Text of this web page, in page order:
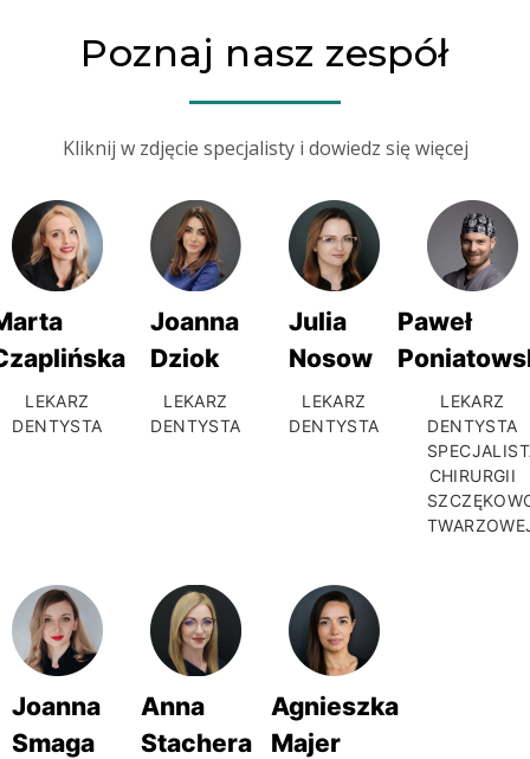
Poznaj nasz zespół
Kliknij w zdjęcie specjalisty i dowiedz się więcej
LEKARZ
DENTYSTA
Joanna
Dziok
LEKARZ
DENTYSTA
Julia
Nosow
LEKARZ
DENTYSTA
Paweł
LEKARZ
DENTYSTA
CHIRURGII
Joanna
Smaga
Anna
Stachera
Agnieszka
Majer